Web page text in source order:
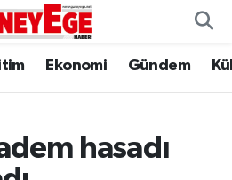
Ekonomi Gündem
hasadı
Haritası
ve Fikstür